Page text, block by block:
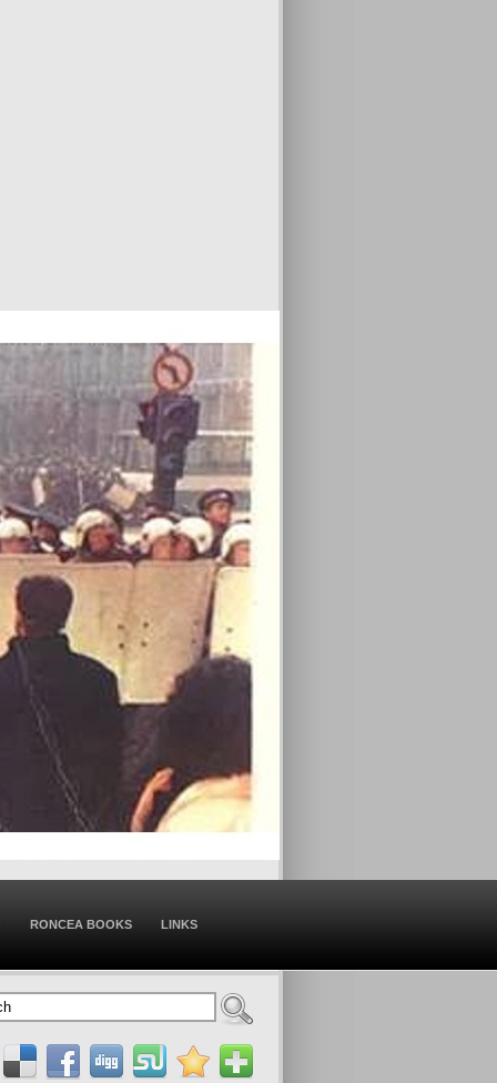
RONCEA BOOKS LINKS